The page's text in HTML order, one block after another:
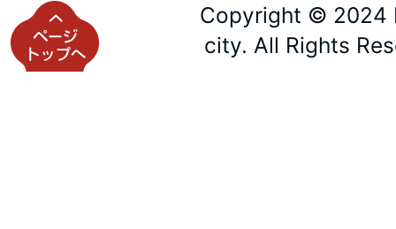
Copyright © 2024
city. All Rights